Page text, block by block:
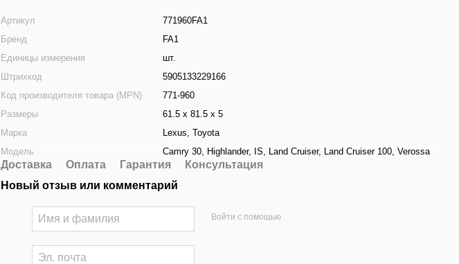
Артикул
771960FA1
Бренд
FA1
Единицы измерения
шт.
Штрихкод
5905133229166
Код производителя товара (MPN)
771-960
Размеры
61.5 x 81.5 x 5
Марка
Lexus, Toyota
Модель
Camry 30, Highlander, IS, Land Cruiser, Land Cruiser 100, Verossa
Доставка Оплата Гарантия
Консультация
Новый отзыв или комментарий
Войти с помощью